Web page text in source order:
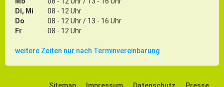
Di, Mi
08 - 12 Uhr
Do
08 - 12 Uhr / 13 - 16 Uhr
Fr
08 - 12 Uhr
weitere Zeiten nur nach Terminvereinbarung
Sitemap Impressum Datenschutz Presse